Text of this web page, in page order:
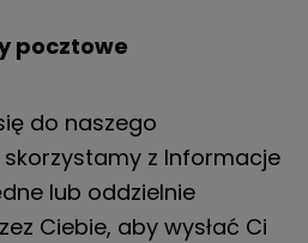
pocztowe
do naszego
skorzystamy z Informacje
lub oddzielnie
Ciebie, aby wysłać Ci